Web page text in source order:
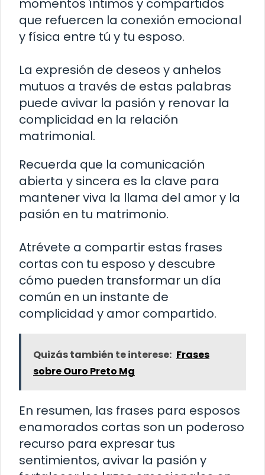
momentos íntimos y compartidos
que refuercen la conexión emocional
y física entre tú y tu esposo.
La expresión de deseos y anhelos
mutuos a través de estas palabras
puede avivar la pasión y renovar la
complicidad en la relación
matrimonial.
Recuerda que la comunicación
abierta y sincera es la clave para
mantener viva la llama del amor y la
pasión en tu matrimonio.
Atrévete a compartir estas frases
cortas con tu esposo y descubre
cómo pueden transformar un día
común en un instante de
complicidad y amor compartido.
Quizás también te interese: Frases
sobre Ouro Preto Mg
En resumen, las frases para esposos
enamorados cortas son un poderoso
recurso para expresar tus
sentimientos, avivar la pasión y